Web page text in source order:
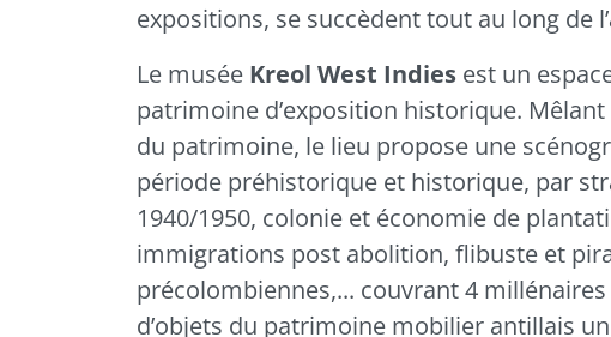
expositions, se succèdent tout au long de
Le musée Kreol West Indies est un
patrimoine d’exposition historique.
du patrimoine, le lieu propose une
période préhistorique et historique, par
1940/1950, colonie et économie de
immigrations post abolition, flibuste et
précolombiennes,... couvrant 4
d’objets du patrimoine mobilier antillais